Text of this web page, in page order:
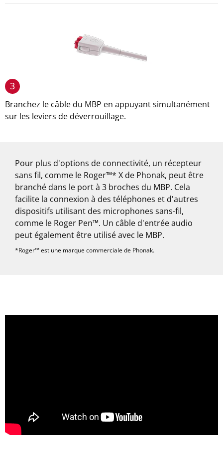
3
Branchez le câble du MBP en appuyant simultanément
sur les leviers de déverrouillage.
Pour plus d'options de connectivité, un récepteur
sans fil, comme le Roger™* X de Phonak, peut être
branché dans le port à 3 broches du MBP. Cela
facilite la connexion à des téléphones et d'autres
dispositifs utilisant des microphones sans-fil,
comme le Roger Pen™. Un câble d'entrée audio
peut également être utilisé avec le MBP.
*Roger™ est une marque commerciale de Phonak.